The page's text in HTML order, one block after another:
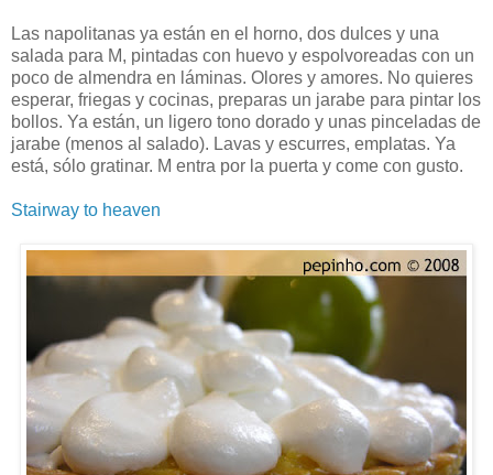
Las napolitanas ya están en el horno, dos dulces y una
salada para M, pintadas con huevo y espolvoreadas con un
poco de almendra en láminas. Olores y amores. No quieres
esperar, friegas y cocinas, preparas un jarabe para pintar los
bollos. Ya están, un ligero tono dorado y unas pinceladas de
jarabe (menos al salado). Lavas y escurres, emplatas. Ya
está, sólo gratinar. M entra por la puerta y come con gusto.
Stairway to heaven